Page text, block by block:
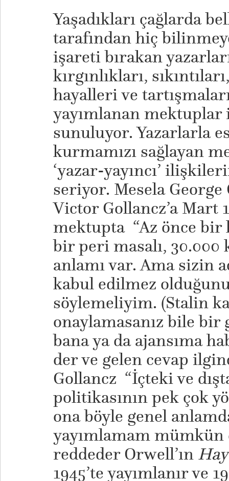
Yaşadıkları çağlarda
tarafından hiç
işareti bırakan
kırgınlıkları,
hayalleri ve
yayımlanan mektuplar
sunuluyor. Yazarlarla
kurmamızı sağlayan
‘yazar-yayıncı’
seriyor. Mesela George
Victor Gollancz’a Mart
mektupta “Az önce
bir peri masalı,
anlamı var. Ama sizin
kabul edilmez
söylemeliyim. (Stalin
onaylamasanız bile
bana ya da ajansıma
der ve gelen cevap
Gollancz “İçteki ve
politikasının pek çok
ona böyle genel
yayımlamam mümkün
reddeder Orwell’ın
1945’te yayımlanır ve